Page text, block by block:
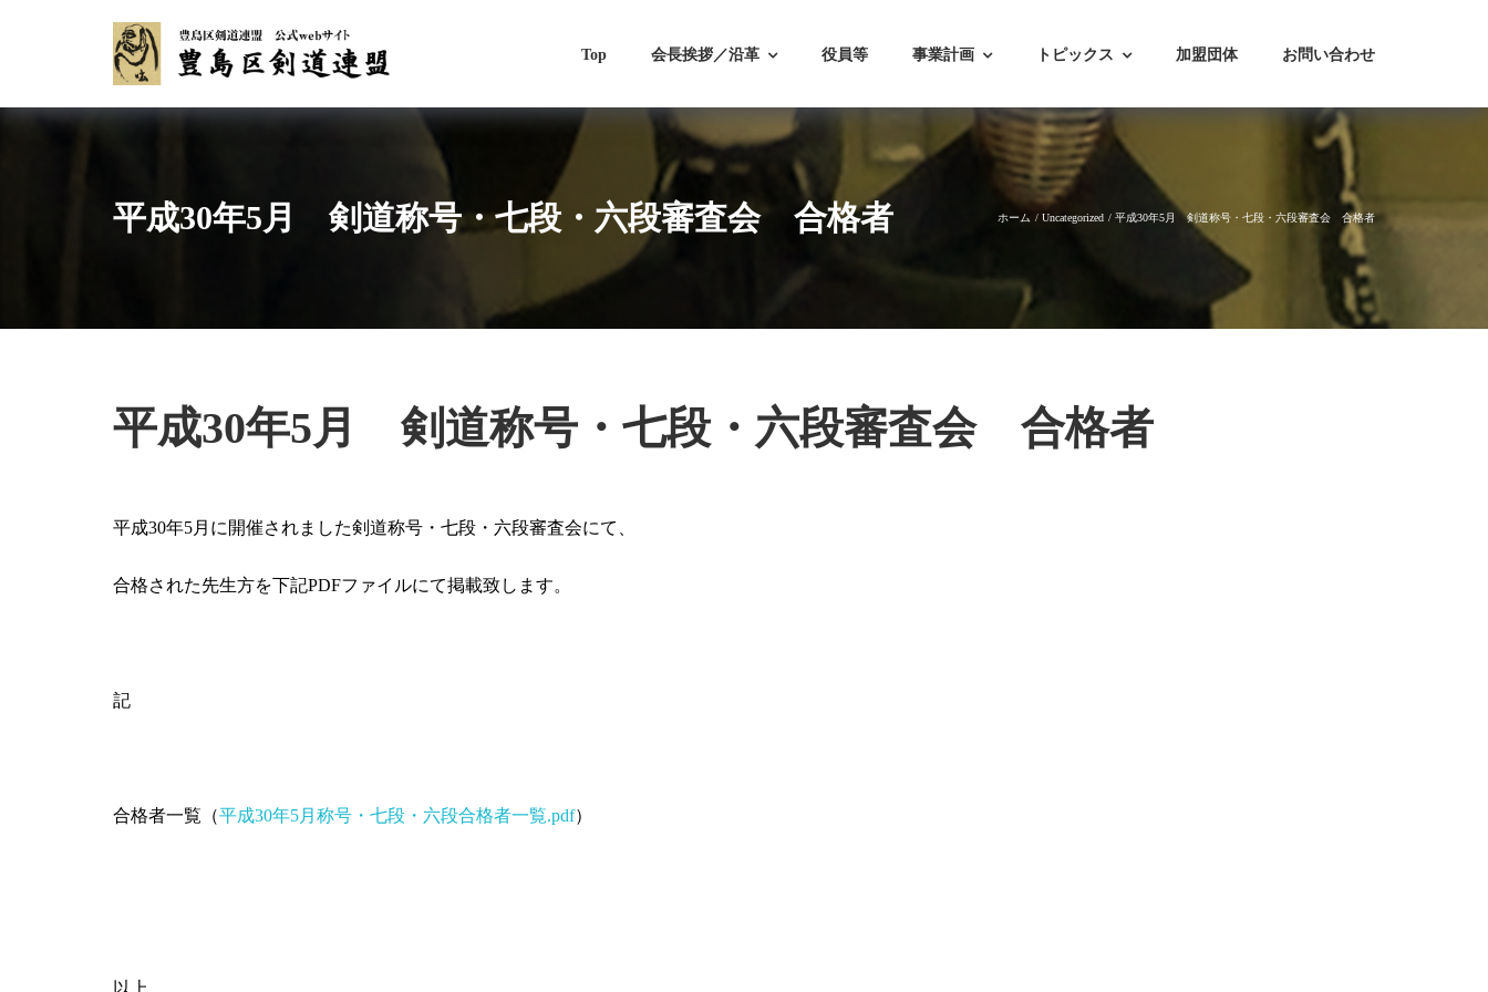
Top 会長挨拶／沿革 役員等 事業計画 トピックス 加盟団体 お問い合わせ
平成30年5月 剣道称号・七段・六段審査会 合格者 ホーム Uncategorized 平成30年5月 剣道称号・七段・六段審査会 合格者
平成30年5月 剣道称号・七段・六段審査会 合格者
平成30年5月に開催されました剣道称号・七段・六段審査会にて、
合格された先生方を下記PDFファイルにて掲載致します。
記
合格者一覧（平成30年5月称号・七段・六段合格者一覧.pdf）
以上